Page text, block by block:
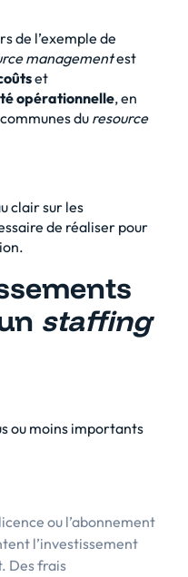
de l’exemple de
managementest
et
opérationnelle, en
du resource
clair sur les
de réaliser pour
staffing
ou moins importants
ou l’abonnement
l’investissement
Des frais